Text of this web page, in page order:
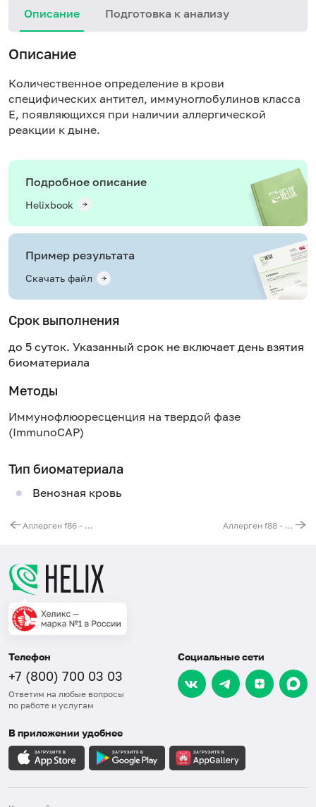
Описание Подготовка к анализу
Описание
Количественное определение в крови
специфических антител, иммуноглобулинов класса
E, появляющихся при наличии аллергической
реакции к дыне.
Подробное описание
Helixbook
Пример результата
Скачать файл
Срок выполнения
до 5 суток. Указанный срок не включает день взятия
биоматериала
Методы
Иммунофлюоресценция на твердой фазе
(ImmunoCAP)
Тип биоматериала
Венозная кровь
Аллерген f86 - петрушка (Petroselinum crispum), IgE (ImmunoCAP) Аллерген f88 - баранина, IgE (ImmunoCAP)
Телефон
+7 (800) 700 03 03
Ответим на любые вопросы
по работе и услугам
Социальные сети
В приложении удобнее